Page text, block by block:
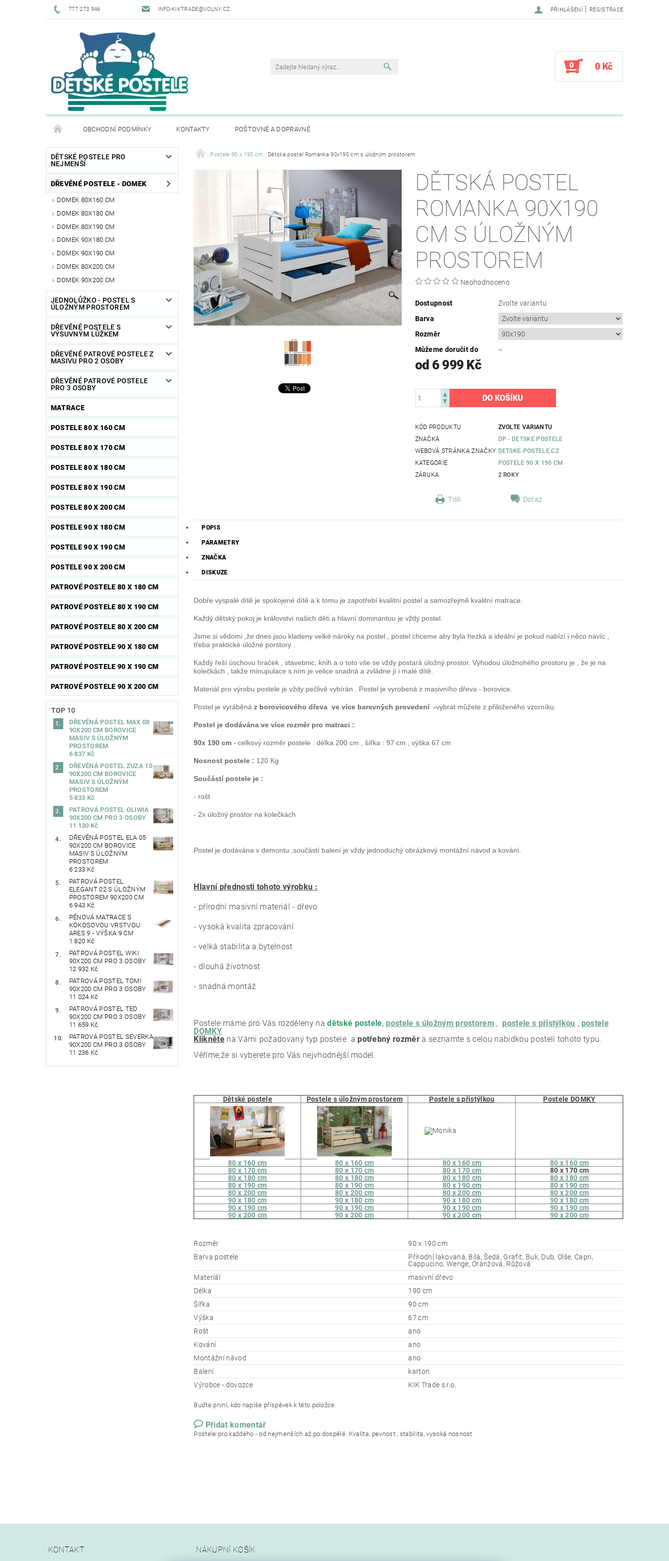
777 273 946 INFO-KIKTRADE@VOLNY.CZ PŘIHLÁŠENÍ | REGISTRACE
0 0 Kč
OBCHODNÍ PODMÍNKY KONTAKTY POŠTOVNÉ A DOPRAVNÉ
DĚTSKÉ POSTELE PRO
NEJMENŠÍ
DŘEVĚNÉ POSTELE - DOMEK
DOMEK 80X160 CM
DOMEK 80X180 CM
DOMEK 80X190 CM
DOMEK 90X180 CM
DOMEK 90X190 CM
DOMEK 80X200 CM
DOMEK 90X200 CM
JEDNOLŮŽKO - POSTEL S
ÚLOŽNÝM PROSTOREM
DŘEVĚNÉ POSTELE S
VÝSUVNÝM LŮŽKEM
DŘEVĚNÉ PATROVÉ POSTELE Z
MASIVU PRO 2 OSOBY
DŘEVĚNÉ PATROVÉ POSTELE
PRO 3 OSOBY
MATRACE
POSTELE 80 X 160 CM
POSTELE 80 X 170 CM
POSTELE 80 X 180 CM
POSTELE 80 X 190 CM
POSTELE 80 X 200 CM
POSTELE 90 X 180 CM
POSTELE 90 X 190 CM
POSTELE 90 X 200 CM
PATROVÉ POSTELE 80 X 180 CM
PATROVÉ POSTELE 80 X 190 CM
PATROVÉ POSTELE 80 X 200 CM
PATROVÉ POSTELE 90 X 180 CM
PATROVÉ POSTELE 90 X 190 CM
PATROVÉ POSTELE 90 X 200 CM
TOP 10
DŘEVĚNÁ POSTEL MAX 08
90X200 CM BOROVICE
MASIV S ÚLOŽNÝM
PROSTOREM
6 837 Kč
DŘEVĚNÁ POSTEL ZUZA 10
90X200 CM BOROVICE
MASIV S ÚLOŽNÝM
PROSTOREM
5 833 Kč
PATROVÁ POSTEL OLIWIA
90X200 CM PRO 3 OSOBY
11 130 Kč
DŘEVĚNÁ POSTEL ELA 05
90X200 CM BOROVICE
MASIV S ÚLOŽNÝM
PROSTOREM
6 233 Kč
PATROVÁ POSTEL
ELEGANT 02 S ÚLOŽNÝM
PROSTOREM 90X200 CM
6 943 Kč
PĚNOVÁ MATRACE S
KOKOSOVOU VRSTVOU
ARES 9 - VÝŠKA 9 CM
1 820 Kč
PATROVÁ POSTEL WIKI
90X200 CM PRO 3 OSOBY
12 932 Kč
PATROVÁ POSTEL TOMI
90X200 CM PRO 3 OSOBY
11 024 Kč
PATROVÁ POSTEL TED
90X200 CM PRO 3 OSOBY
11 659 Kč
PATROVÁ POSTEL SEVERKA
90X200 CM PRO 3 OSOBY
11 236 Kč
Postele 90 x 190 cm Dětská postel Romanka 90x190 cm s úložným prostorem
DĚTSKÁ POSTEL
ROMANKA 90X190
CM S ÚLOŽNÝM
PROSTOREM
Neohodnoceno
Dostupnost
Zvolte variantu
Barva
Rozměr
Můžeme doručit do
–
od 6 999 Kč
KÓD PRODUKTU
ZVOLTE VARIANTU
ZNAČKA
DP - DETSKE POSTELE
WEBOVÁ STRÁNKA ZNAČKY DETSKE-POSTELE.CZ
KATEGORIE
POSTELE 90 X 190 CM
ZÁRUKA
2 ROKY
Tisk Dotaz
POPIS
PARAMETRY
ZNAČKA
DISKUZE
Dobře vyspalé dítě je spokojené dítě a k tomu je zapotřebí kvalitní postel a samozřejmě kvalitní matrace.
Každý dětský pokoj je království našich děti a hlavní dominantou je vždy postel.
Jsme si vědomi ,že dnes jsou kladeny velké nároky na postel , postel chceme aby byla hezká a ideální je pokud nabízí i něco navíc ,
třeba praktické úložné porstory .
Každý řeší úschovu hraček , stavebnic, knih a o toto vše se vždy postará úložný prostor. Výhodou úložnohého prostoru je , že je na
kolečkách , takže minupulace s ním je velice snadná a zvládne jí i malé dítě.
Materiál pro výrobu postele je vždy pečlivě vybírán . Postel je vyrobená z masivního dřeva - borovice.
Postel je vyráběná z borovicového dřeva ve více barevných provedení -vybrat můžete z přiloženého vzorníku.
Postel je dodávána ve více rozměr pro matraci :
90x 190 cm - celkový rozměr postele : délka 200 cm , šířka : 97 cm , výška 67 cm
Nosnost postele : 120 Kg
Součástí postele je :
- rošt
- 2x úložný prostor na kolečkách
Postel je dodávána v demontu ,součástí balení je vždy jednoduchý obrázkový montážní návod a kování.
Hlavní přednosti tohoto výrobku :
- přírodní masivní materiál - dřevo
- vysoká kvalita zpracování
- velká stabilita a bytelnost
- dlouhá životnost
- snadná montáž
Postele máme pro Vás rozděleny nadětské postele, postele s úložným prostorem , postele s přistýlkou , postele
DOMKY
Klikněte na Vámi požadovaný typ postele apotřebný rozměr a seznamte s celou nabídkou postelí tohoto typu.
Věříme,že si vyberete pro Vás nejvhodnější model.
Dětské postele Postele s úložným prostorem Postele s přistýlkou Postele DOMKY
80 x 160 cm 80 x 160 cm 80 x 160 cm
80 x 160 cm
80 x 170 cm
80 x 170 cm 80 x 170 cm
80 x 170 cm
80 x 180 cm
80 x 180 cm 80 x 180 cm
80 x 180 cm
80 x 190 cm
80 x 190 cm 80 x 190 cm
80 x 190 cm
80 x 200 cm
80 x 200 cm 80 x 200 cm
80 x 200 cm
90 x 180 cm
90 x 180 cm 90 x 180 cm
90 x 180 cm
90 x 190 cm
90 x 190 cm 90 x 190 cm
90 x 190 cm
90 x 200 cm
90 x 200 cm 90 x 200 cm 90 x 200 cm
Rozměr
90 x 190 cm
Barva postele
Přírodní lakovaná, Bílá, Šedá, Grafit, Buk, Dub, Olše, Capri,
Cappucino, Wenge, Oranžová, Růžová
Materiál
masivní dřevo
Délka
190 cm
Šířka
90 cm
Výška
67 cm
Rošt
ano
Kování
ano
Montážní návod
ano
Balení
karton
Výrobce - dovozce
KIK Trade s.r.o.
Buďte první, kdo napíše příspěvek k této položce.
Přidat komentář
Postele pro každého - od nejmenších až po dospělé. Kvalita, pevnost , stabilita, vysoká nosnost
KONTAKT NÁKUPNÍ KOŠÍK